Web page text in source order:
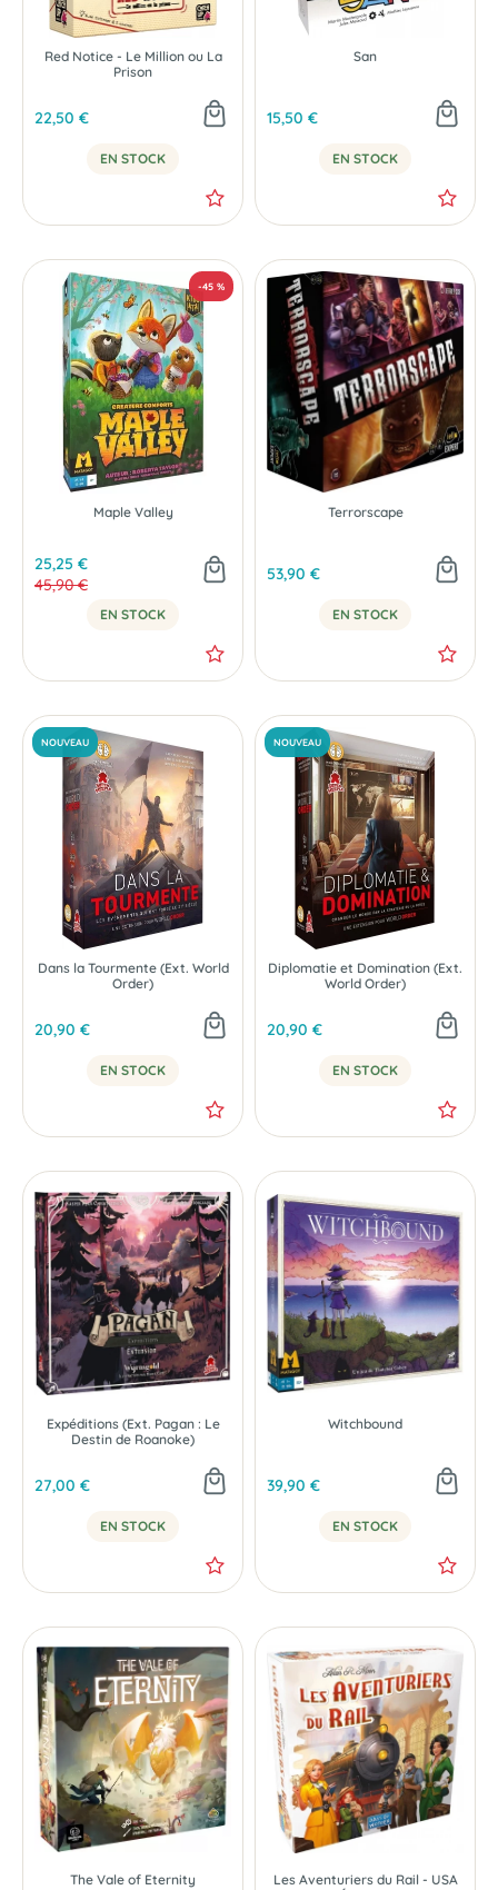
Red Notice - Le Million ou La
Prison
22,50 €
EN STOCK
San
15,50 €
EN STOCK
Maple Valley
25,25 €
45,90 €
EN STOCK
Terrorscape
53,90 €
EN STOCK
NOUVEAU
Dans la Tourmente (Ext. World
Order)
20,90 €
EN STOCK
NOUVEAU
Diplomatie et Domination (Ext.
World Order)
20,90 €
EN STOCK
Expéditions (Ext. Pagan : Le
Destin de Roanoke)
27,00 €
EN STOCK
Witchbound
39,90 €
EN STOCK
The Vale of Eternity
Les Aventuriers du Rail - USA